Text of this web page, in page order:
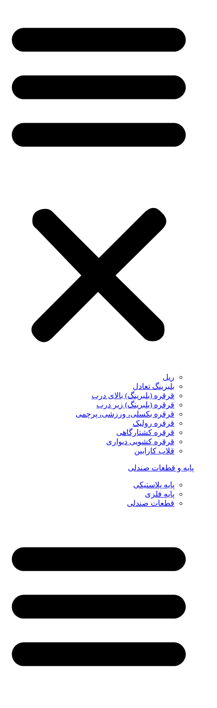
ریل
بلبرینگ تعادل
قرقره (بلبرینگ) بالای درب
قرقره (بلبرینگ) زیر درب
قرقره بکسلی، ورزشی، پرچمی
قرقره رولیک
قرقره کشتارگاهی
قرقره کشویی دیواری
قلاب کارابین
پایه و قطعات صندلی
پایه پلاستیکی
پایه فلزی
قطعات صندلی